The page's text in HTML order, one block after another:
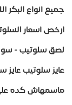
جميع انواع البكر
ارخص اسعار
لصق سلوتيب -
عايز سلوتيب عايز
ماسمهاش كده